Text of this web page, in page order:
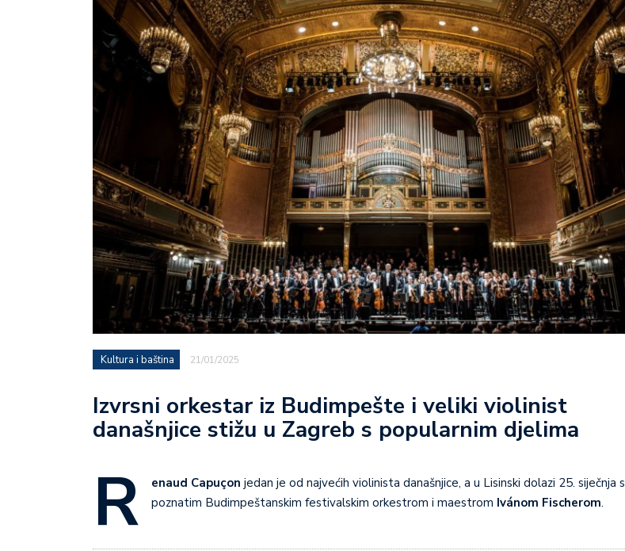
Kultura i baština 21/01/2025
Izvrsni orkestar iz Budimpešte i veliki violinist
današnjice stižu u Zagreb s popularnim djelima
R enaud Capuçon jedan je od najvećih violinista današnjice, a u Lisinski dolazi 25. siječnja s
poznatim Budimpeštanskim festivalskim orkestrom i maestrom Ivánom Fischerom.